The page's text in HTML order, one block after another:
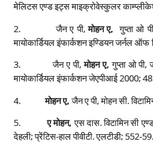
मेलिटस एण्‍ड इट्स माइक्रोवेस्‍कुलर
2. जैन ए पी,मोहन ए, गुप्‍ता ओ
मायोकार्डियल इंफार्कशन इण्डियन जर्नल
3. जैन ए पी,मोहन ए,गुप्‍ता ओ
मायोकार्डियल इंफार्कशन जेएपीआई 2000;
4.मोहन ए,जैन ए पी, मोहन सी.
5.ए मोहन,एस दास. विटामिन सी
देहली; प्रेंटिस-हाल पीवीटी. एलटीडी; 552-59.